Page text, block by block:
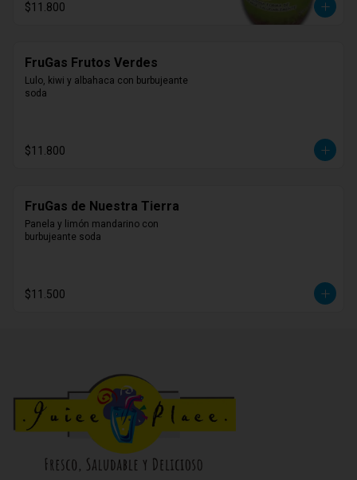
$11.800
FruGas Frutos Verdes
Lulo, kiwi y albahaca con burbujeante
soda
$11.800
FruGas de Nuestra Tierra
Panela y limón mandarino con
burbujeante soda
$11.500